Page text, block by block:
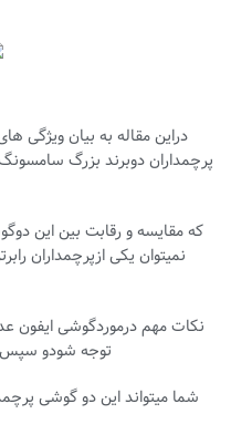
پرچمداران دوبرند بزرگ
که مقایسه و رقابت بین این
نمیتوان یکی ازپرچمداران
نکات مهم درموردگوشی ایفون
توجه شودو سپس
شما میتواند این دو گوشی